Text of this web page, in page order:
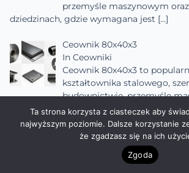
przemyśle maszynowym
dziedzinach, gdzie wymagana jest […]
Ceownik 80x40x3
In Ceowniki
Ceownik 80x40x3 to
kształtownika stalowego,
budownictwie, przemyśle
innych dziedzinach, gdzie[…]
Ceownik 80x40x2
Ceownik 80x40x2 to
Ta strona korzysta z ciasteczek aby
najwyższym poziomie. Dalsze korzystanie
że zgadzasz się na ich
Zgoda